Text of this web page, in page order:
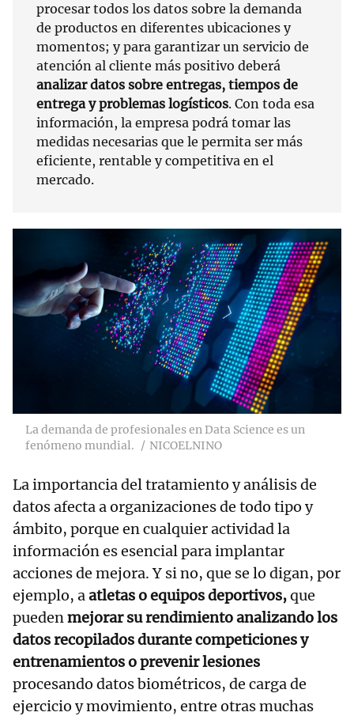
procesar todos los datos sobre la demanda
de productos en diferentes ubicaciones y
momentos; y para garantizar un servicio de
atención al cliente más positivo deberá
analizar datos sobre entregas, tiempos de
entrega y problemas logísticos. Con toda esa
información, la empresa podrá tomar las
medidas necesarias que le permita ser más
eficiente, rentable y competitiva en el
mercado.
La demanda de profesionales en Data Science es un
fenómeno mundial.
NICOELNINO
La importancia del tratamiento y análisis de
datos afecta a organizaciones de todo tipo y
ámbito, porque en cualquier actividad la
información es esencial para implantar
acciones de mejora. Y si no, que se lo digan, por
ejemplo, aatletas o equipos deportivos,que
puedenmejorar su rendimiento analizando los
datos recopilados durante competiciones y
entrenamientos o prevenir lesiones
procesando datos biométricos, de carga de
ejercicio y movimiento, entre otras muchas